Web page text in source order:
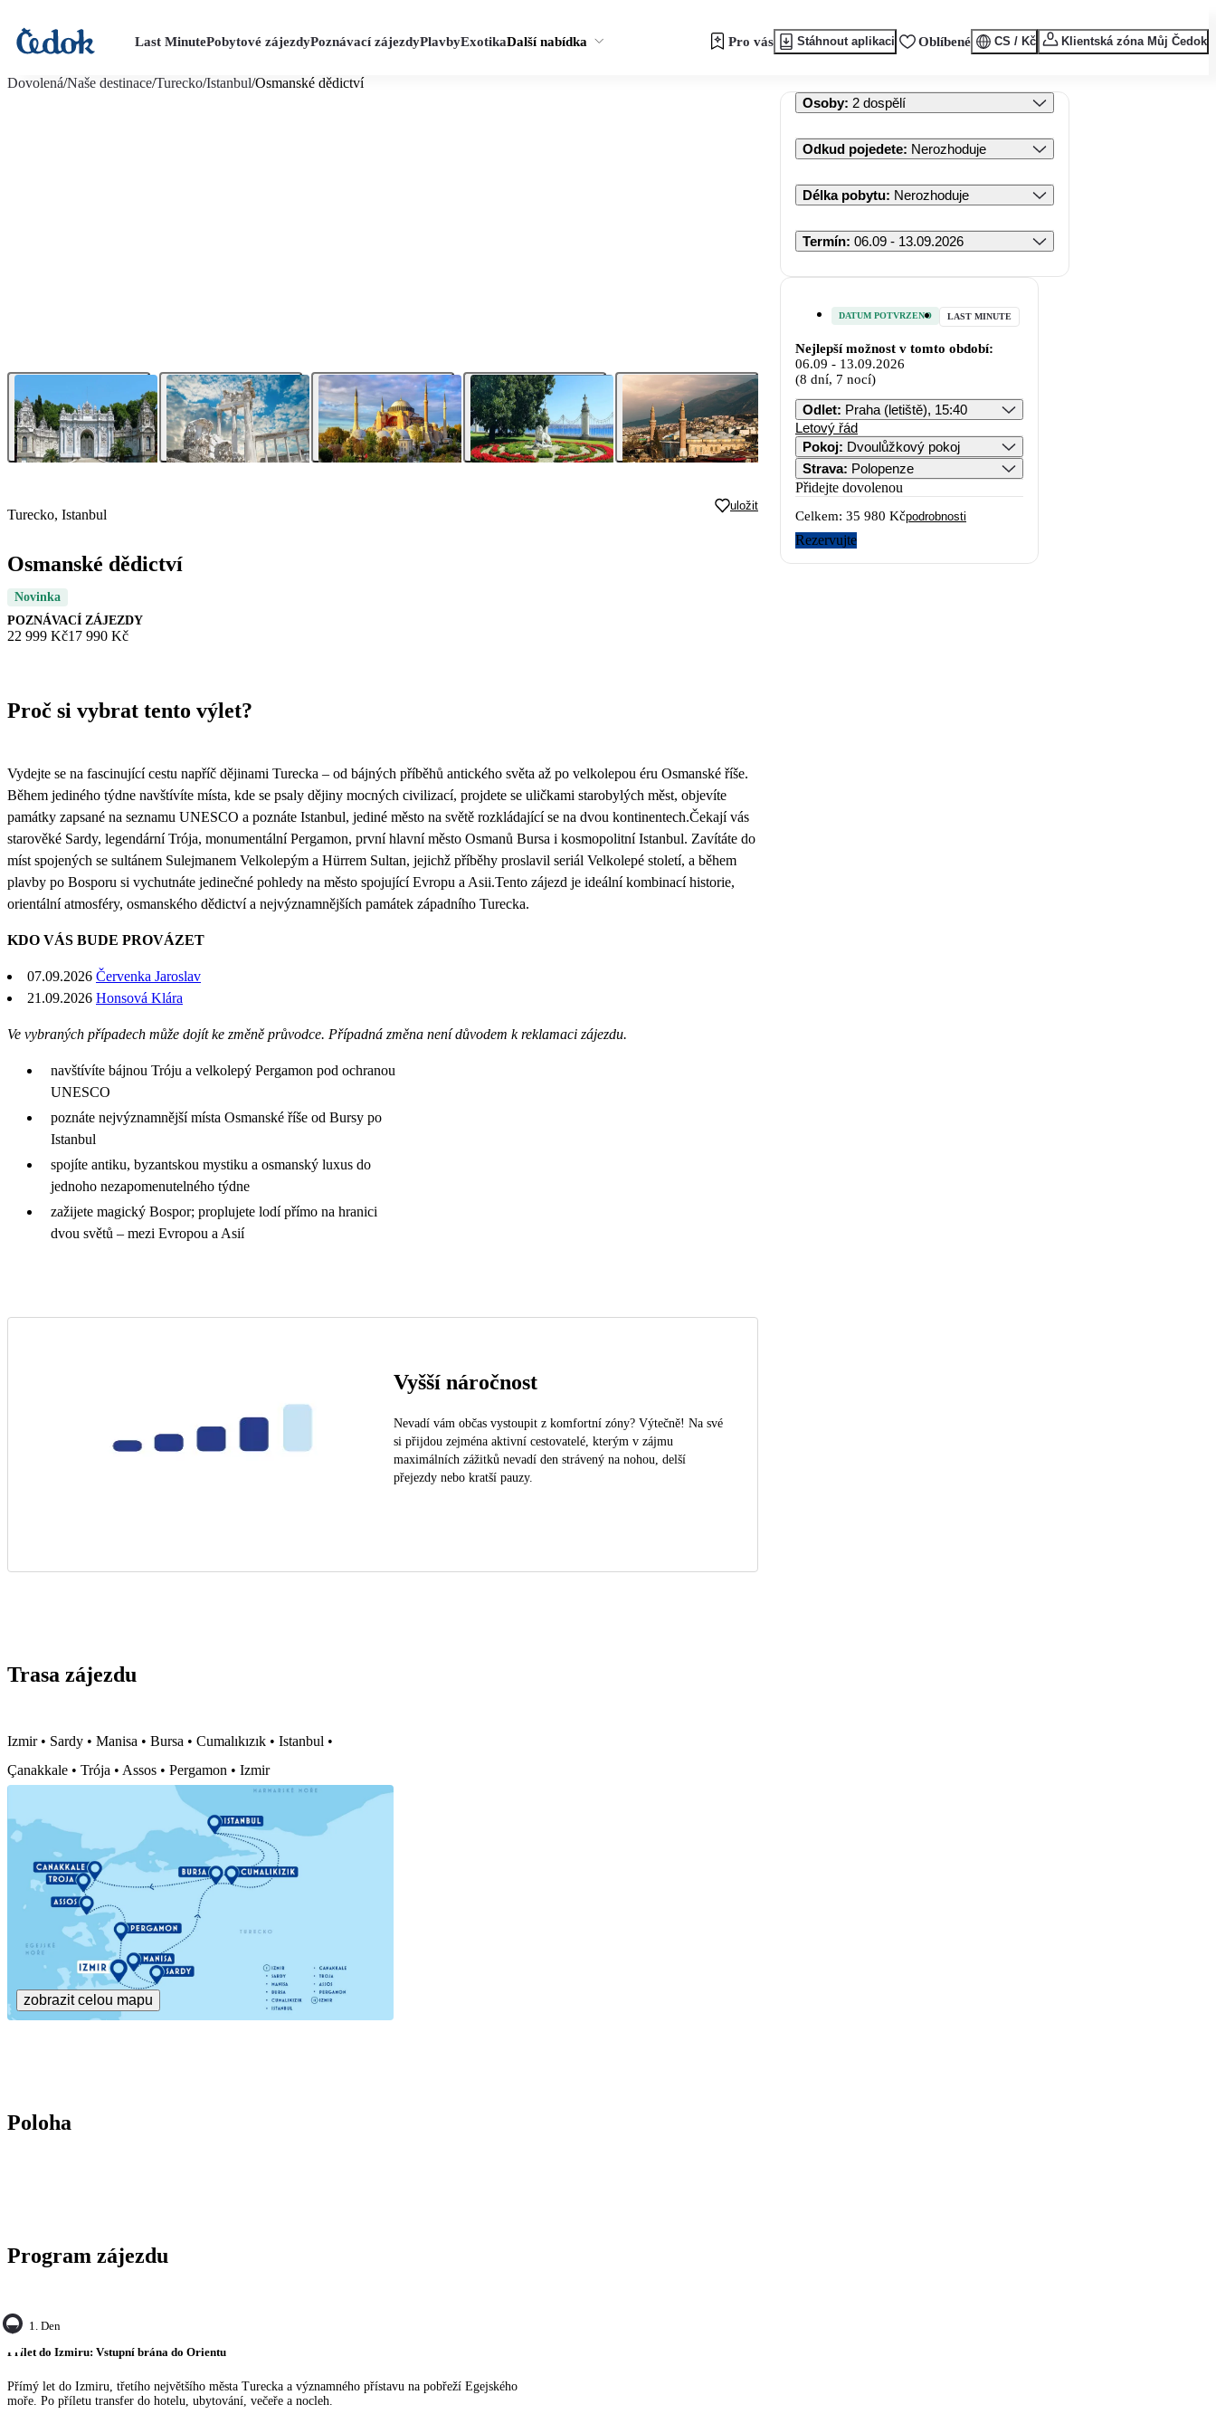
Last MinutePobytové zájezdyPoznávací zájezdyPlavbyExotikaDalší nabídka Pro vás Stáhnout aplikaci Oblíbené CS / Kč Klientská zóna Můj Čedok
Dovolená/Naše destinace/Turecko/Istanbul/Osmanské dědictví
Turecko, Istanbul
uložit
Osmanské dědictví
Novinka
POZNÁVACÍ ZÁJEZDY
22 999 Kč17 990 Kč
Proč si vybrat tento výlet?
Vydejte se na fascinující cestu napříč dějinami Turecka – od bájných příběhů antického světa až po velkolepou éru Osmanské říše.
Během jediného týdne navštívíte místa, kde se psaly dějiny mocných civilizací, projdete se uličkami starobylých měst, objevíte
památky zapsané na seznamu UNESCO a poznáte Istanbul, jediné město na světě rozkládající se na dvou kontinentech.Čekají vás
starověké Sardy, legendární Trója, monumentální Pergamon, první hlavní město Osmanů Bursa i kosmopolitní Istanbul. Zavítáte do
míst spojených se sultánem Sulejmanem Velkolepým a Hürrem Sultan, jejichž příběhy proslavil seriál Velkolepé století, a během
plavby po Bosporu si vychutnáte jedinečné pohledy na město spojující Evropu a Asii.Tento zájezd je ideální kombinací historie,
orientální atmosféry, osmanského dědictví a nejvýznamnějších památek západního Turecka.
KDO VÁS BUDE PROVÁZET
07.09.2026 Červenka Jaroslav
21.09.2026 Honsová Klára
Ve vybraných případech může dojít ke změně průvodce. Případná změna není důvodem k reklamaci zájezdu.
navštívíte bájnou Tróju a velkolepý Pergamon pod ochranou
UNESCO
poznáte nejvýznamnější místa Osmanské říše od Bursy po
Istanbul
spojíte antiku, byzantskou mystiku a osmanský luxus do
jednoho nezapomenutelného týdne
zažijete magický Bospor; proplujete lodí přímo na hranici
dvou světů – mezi Evropou a Asií
Vyšší náročnost
Nevadí vám občas vystoupit z komfortní zóny? Výtečně! Na své
si přijdou zejména aktivní cestovatelé, kterým v zájmu
maximálních zážitků nevadí den strávený na nohou, delší
přejezdy nebo kratší pauzy.
Trasa zájezdu
Izmir • Sardy • Manisa • Bursa • Cumalıkızık • Istanbul •
Çanakkale • Trója • Assos • Pergamon • Izmir
zobrazit celou mapu
Poloha
Program zájezdu
1. Den
Přílet do Izmiru: Vstupní brána do Orientu
Přímý let do Izmiru, třetího největšího města Turecka a významného přístavu na pobřeží Egejského
moře. Po příletu transfer do hotelu, ubytování, večeře a nocleh.
Osoby: 2 dospělí
Odkud pojedete: Nerozhoduje
Délka pobytu: Nerozhoduje
Termín: 06.09 - 13.09.2026
DATUM POTVRZENO LAST MINUTE
Nejlepší možnost v tomto období:
06.09 - 13.09.2026
(8 dní, 7 nocí)
Odlet: Praha (letiště), 15:40
Letový řád
Pokoj: Dvoulůžkový pokoj
Strava: Polopenze
Přidejte dovolenou
Celkem: 35 980 Kčpodrobnosti
Rezervujte